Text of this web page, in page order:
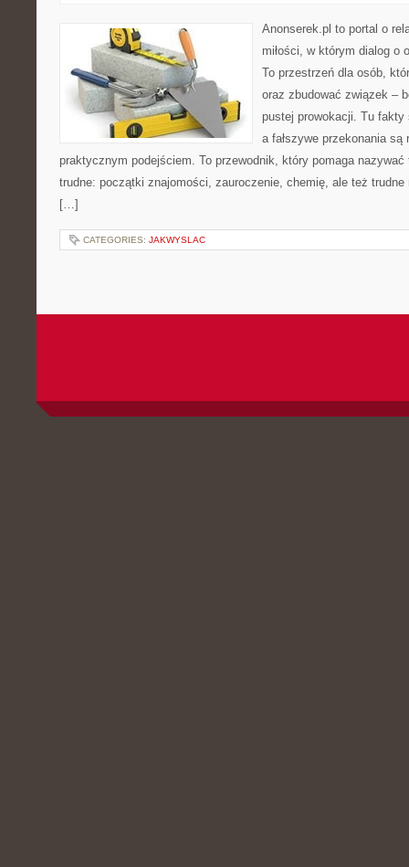
Anonserek.pl to portal o
miłości, w którym dialog o
To przestrzeń dla osób,
oraz zbudować związek –
pustej prowokacji. Tu
a fałszywe przekonania są
praktycznym podejściem. To przewodnik, który pomaga
trudne: początki znajomości, zauroczenie, chemię, ale też trudne
[…]
CATEGORIES: JAKWYSLAC